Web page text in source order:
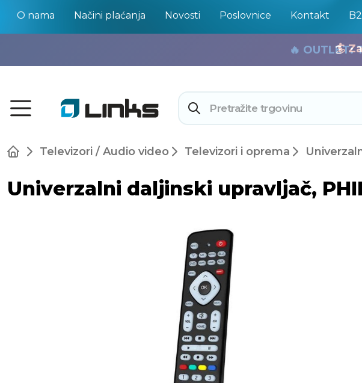
O nama Načini plaćanja Novosti Poslovnice Kontakt
🏄
🔥 OUTLET:
Televizori / Audio video Televizori i oprema
Univerzalni daljinski upravljač,